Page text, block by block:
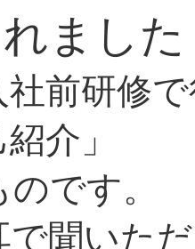
まし
社前研修
介」
です。
で聞いた